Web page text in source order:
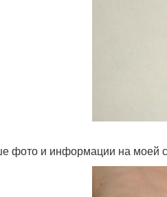
фото и информации на моей